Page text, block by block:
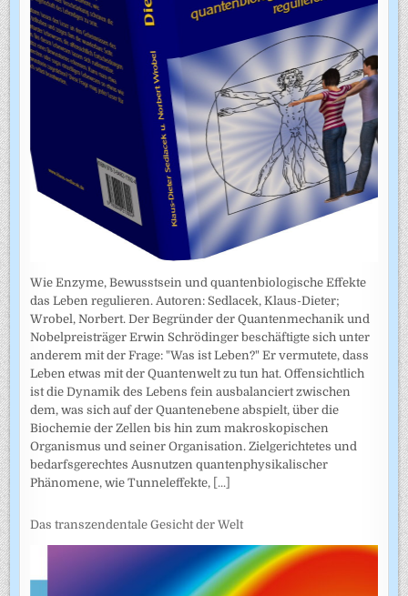
Wie Enzyme, Bewusstsein und quantenbiologische Effekte
das Leben regulieren. Autoren: Sedlacek, Klaus-Dieter;
Wrobel, Norbert. Der Begründer der Quantenmechanik und
Nobelpreisträger Erwin Schrödinger beschäftigte sich unter
anderem mit der Frage: "Was ist Leben?" Er vermutete, dass
Leben etwas mit der Quantenwelt zu tun hat. Offensichtlich
ist die Dynamik des Lebens fein ausbalanciert zwischen
dem, was sich auf der Quantenebene abspielt, über die
Biochemie der Zellen bis hin zum makroskopischen
Organismus und seiner Organisation. Zielgerichtetes und
bedarfsgerechtes Ausnutzen quantenphysikalischer
Phänomene, wie Tunneleffekte, [...]
Das transzendentale Gesicht der Welt